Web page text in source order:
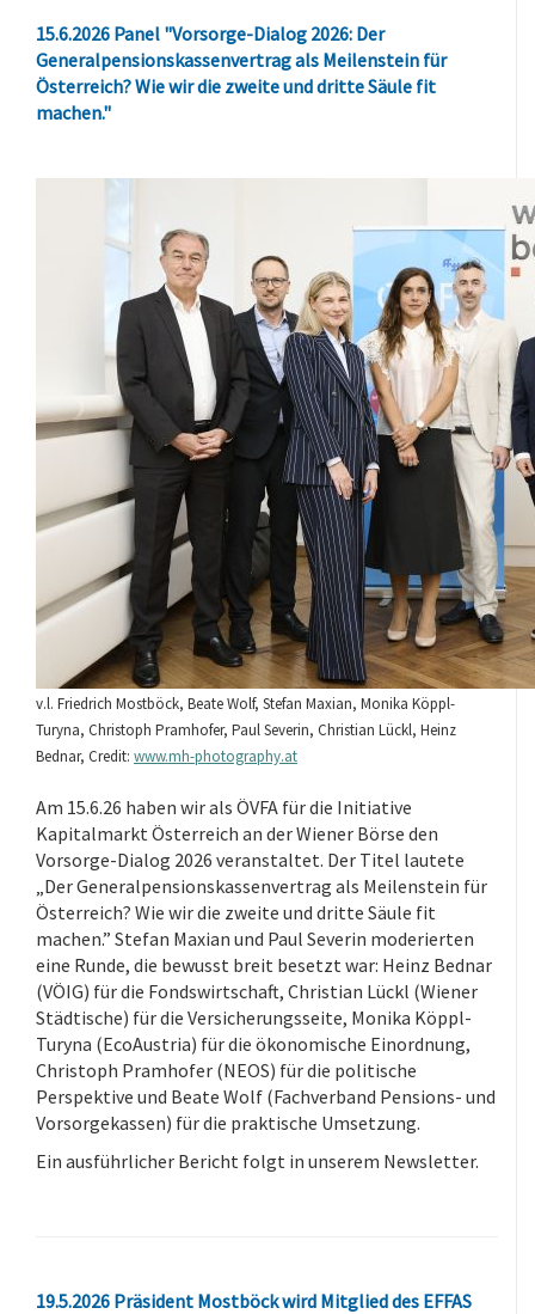
15.6.2026 Panel "Vorsorge-Dialog 2026: Der
Generalpensionskassenvertrag als Meilenstein für
Österreich? Wie wir die zweite und dritte Säule fit
machen."
v.l. Friedrich Mostböck, Beate Wolf, Stefan Maxian, Monika Köppl-
Turyna, Christoph Pramhofer, Paul Severin, Christian Lückl, Heinz
Bednar, Credit: www.mh-photography.at
Am 15.6.26 haben wir als ÖVFA für die Initiative
Kapitalmarkt Österreich an der Wiener Börse den
Vorsorge-Dialog 2026 veranstaltet. Der Titel lautete
„Der Generalpensionskassenvertrag als Meilenstein für
Österreich? Wie wir die zweite und dritte Säule fit
machen.” Stefan Maxian und Paul Severin moderierten
eine Runde, die bewusst breit besetzt war: Heinz Bednar
(VÖIG) für die Fondswirtschaft, Christian Lückl (Wiener
Städtische) für die Versicherungsseite, Monika Köppl-
Turyna (EcoAustria) für die ökonomische Einordnung,
Christoph Pramhofer (NEOS) für die politische
Perspektive und Beate Wolf (Fachverband Pensions- und
Vorsorgekassen) für die praktische Umsetzung.
Ein ausführlicher Bericht folgt in unserem Newsletter.
19.5.2026 Präsident Mostböck wird Mitglied des EFFAS